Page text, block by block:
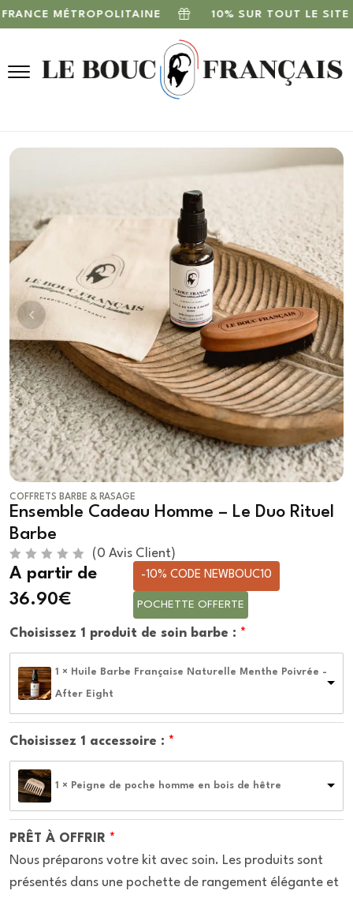
MÉTROPOLITAINE 10% SUR TOUT LE SITE
COFFRETS BARBE & RASAGE
Ensemble Cadeau Homme – Le Duo Rituel
Barbe
N
o
t
e
s
u
(0 Avis Client)
A partir de
36.90€
-10% CODE NEWBOUC10
POCHETTE OFFERTE
Choisissez 1 produit de soin barbe :
1 × Huile Barbe Française Naturelle Menthe Poivrée -
After Eight
Choisissez 1 accessoire :
1 × Peigne de poche homme en bois de hêtre
PRÊT À OFFRIR
Nous préparons votre kit avec soin. Les produits sont
présentés dans une pochette de rangement élégante et